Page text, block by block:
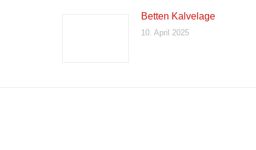
Betten Kalvelage
10. April 2025